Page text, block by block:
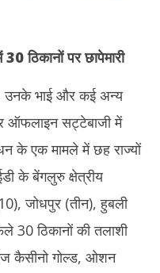
ठिकानों पर छापेमारी
उनके भाई और कई अन्य
ऑफलाइन सट्टेबाजी में
के एक मामले में छह राज्यों
के बेंगलुरु क्षेत्रीय
जोधपुर (तीन), हुबली
30 ठिकानों की तलाशी
कैसीनो गोल्ड, ओशन